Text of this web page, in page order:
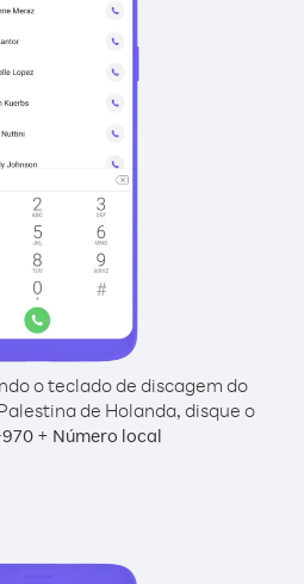
o teclado de discagem do
de Holanda, disque o
970+ Número local